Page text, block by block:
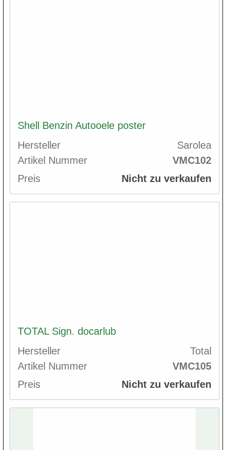
Shell Benzin Autooele poster
Hersteller
Sarolea
Artikel Nummer
VMC102
Preis
Nicht zu verkaufen
TOTAL Sign. docarlub
Hersteller
Total
Artikel Nummer
VMC105
Preis
Nicht zu verkaufen